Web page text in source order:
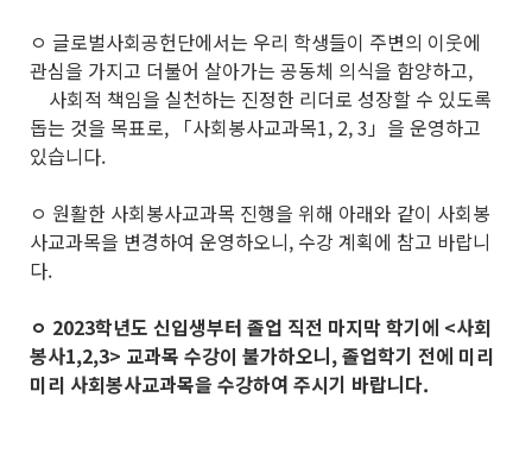
ㅇ 글로벌사회공헌단에서는 우리 학생들이 주변의 이웃에
관심을 가지고 더불어 살아가는 공동체 의식을 함양하고,
사회적 책임을 실천하는 진정한 리더로 성장할 수 있도록
돕는 것을 목표로, 「사회봉사교과목1, 2, 3」을 운영하고
있습니다.
ㅇ 원활한 사회봉사교과목 진행을 위해 아래와 같이 사회봉
사교과목을 변경하여 운영하오니, 수강 계획에 참고 바랍니
다.
ㅇ 2023학년도 신입생부터 졸업 직전 마지막 학기에 <사회
봉사1,2,3> 교과목 수강이 불가하오니,졸업학기 전에 미리
미리 사회봉사교과목을 수강하여 주시기 바랍니다.